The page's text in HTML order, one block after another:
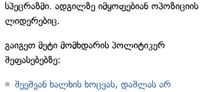
სპეცრაზმი. ადგილზე იმყოფებიან ოპოზიციის
ლიდერებიც.
გაიგეთ მეტი მომხდარის პოლიტიკურ
შეფასებებზე:
შეეშვან ხალხის ხოცვას, დაშლას არ